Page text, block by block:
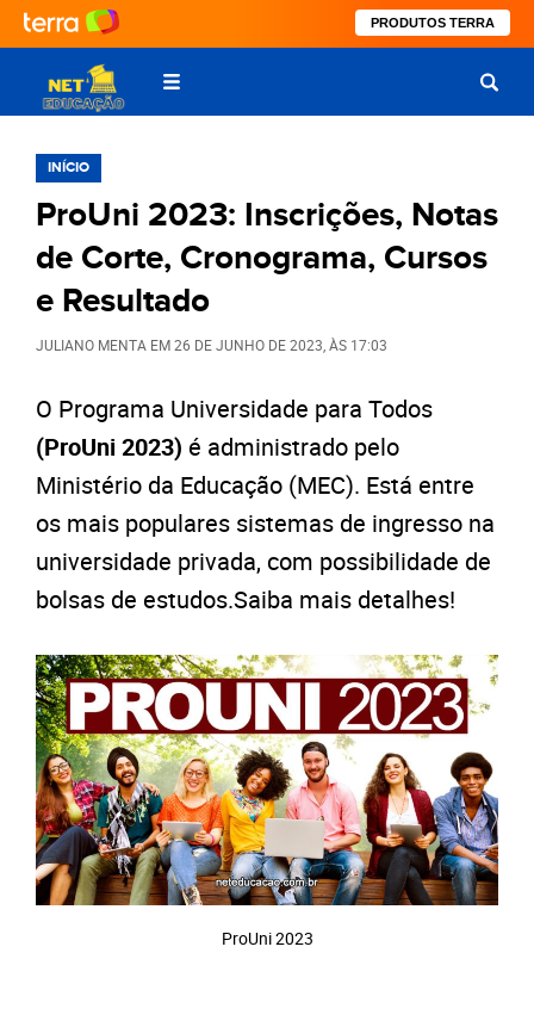
PRODUTOS TERRA
INÍCIO
ProUni 2023: Inscrições, Notas
de Corte, Cronograma, Cursos
e Resultado
JULIANO MENTA EM26 DE JUNHO DE 2023 , ÀS 17:03
O Programa Universidade para Todos
(ProUni 2023) é administrado pelo
Ministério da Educação (MEC). Está entre
os mais populares sistemas de ingresso na
universidade privada, com possibilidade de
bolsas de estudos.Saiba mais detalhes!
ProUni 2023